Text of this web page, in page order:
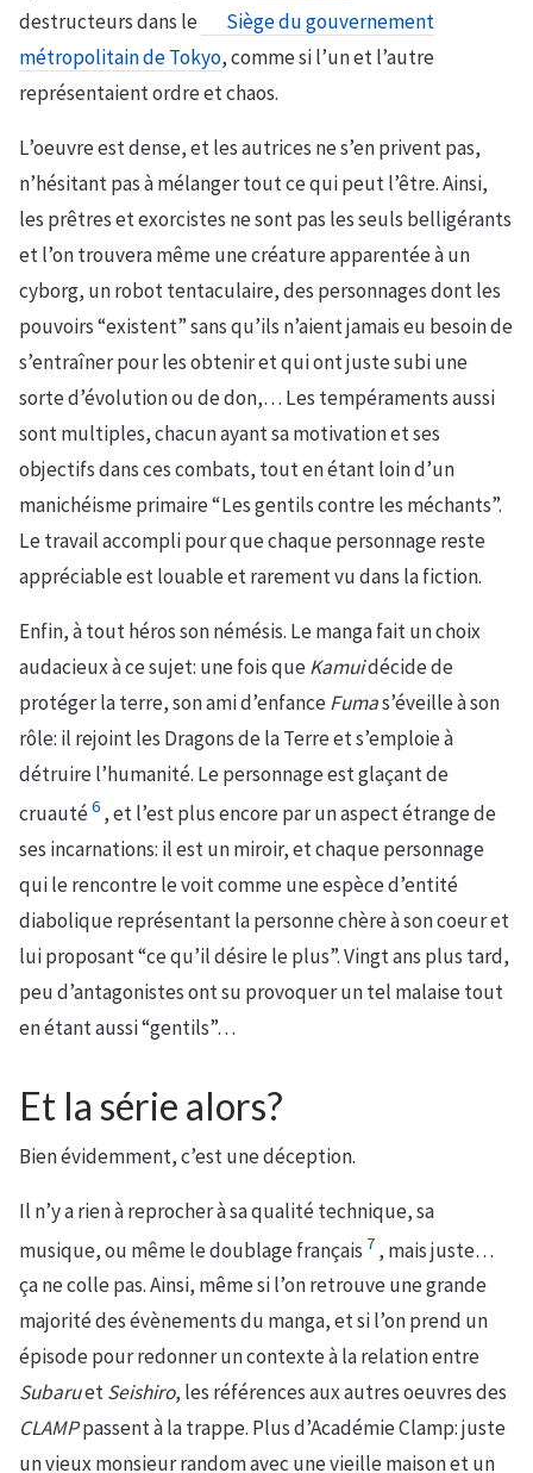
destructeurs dans le
Siège du gouvernement
métropolitain de Tokyo, comme si l’un et l’autre
représentaient ordre et chaos.
L’oeuvre est dense, et les autrices ne s’en privent pas,
n’hésitant pas à mélanger tout ce qui peut l’être. Ainsi,
les prêtres et exorcistes ne sont pas les seuls belligérants
et l’on trouvera même une créature apparentée à un
cyborg, un robot tentaculaire, des personnages dont les
pouvoirs “existent” sans qu’ils n’aient jamais eu besoin de
s’entraîner pour les obtenir et qui ont juste subi une
sorte d’évolution ou de don,… Les tempéraments aussi
sont multiples, chacun ayant sa motivation et ses
objectifs dans ces combats, tout en étant loin d’un
manichéisme primaire “Les gentils contre les méchants”.
Le travail accompli pour que chaque personnage reste
appréciable est louable et rarement vu dans la fiction.
Enfin, à tout héros son némésis. Le manga fait un choix
audacieux à ce sujet: une fois queKamuidécide de
protéger la terre, son ami d’enfanceFumas’éveille à son
rôle: il rejoint les Dragons de la Terre et s’emploie à
détruire l’humanité. Le personnage est glaçant de
cruauté6 , et l’est plus encore par un aspect étrange de
ses incarnations: il est un miroir, et chaque personnage
qui le rencontre le voit comme une espèce d’entité
diabolique représentant la personne chère à son coeur et
lui proposant “ce qu’il désire le plus”. Vingt ans plus tard,
peu d’antagonistes ont su provoquer un tel malaise tout
en étant aussi “gentils”…
Et la série alors?
Bien évidemment, c’est une déception.
Il n’y a rien à reprocher à sa qualité technique, sa
musique, ou même le doublage français 7 , mais juste…
ça ne colle pas. Ainsi, même si l’on retrouve une grande
majorité des évènements du manga, et si l’on prend un
épisode pour redonner un contexte à la relation entre
SubaruetSeishiro, les références aux autres oeuvres des
CLAMPpassent à la trappe. Plus d’Académie Clamp: juste
un vieux monsieur random avec une vieille maison et un